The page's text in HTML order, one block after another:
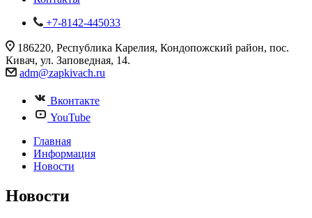
+7-8142-445033
186220, Республика Карелия, Кондопожский район, пос.
Кивач, ул. Заповедная, 14.
adm@zapkivach.ru
Вконтакте
YouTube
Главная
Информация
Новости
Новости